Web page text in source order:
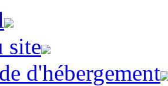
site
d'hébergement